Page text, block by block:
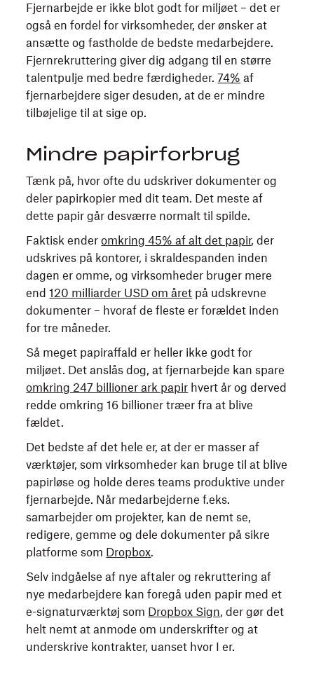
Fjernarbejde er ikke blot godt for miljøet – det er
også en fordel for virksomheder, der ønsker at
ansætte og fastholde de bedste medarbejdere.
Fjernrekruttering giver dig adgang til en større
talentpulje med bedre færdigheder.74% af
fjernarbejdere siger desuden, at de er mindre
tilbøjelige til at sige op.
Mindre papirforbrug
Tænk på, hvor ofte du udskriver dokumenter og
deler papirkopier med dit team. Det meste af
dette papir går desværre normalt til spilde.
Faktisk enderomkring 45% af alt det papir, der
udskrives på kontorer, i skraldespanden inden
dagen er omme, og virksomheder bruger mere
end 120 milliarder USD om året på udskrevne
dokumenter – hvoraf de fleste er forældet inden
for tre måneder.
Så meget papiraffald er heller ikke godt for
miljøet. Det anslås dog, at fjernarbejde kan spare
omkring 247 billioner ark papir hvert år og derved
redde omkring 16 billioner træer fra at blive
fældet.
Det bedste af det hele er, at der er masser af
værktøjer, som virksomheder kan bruge til at blive
papirløse og holde deres teams produktive under
fjernarbejde. Når medarbejderne f.eks.
samarbejder om projekter, kan de nemt se,
redigere, gemme og dele dokumenter på sikre
platforme som Dropbox.
Selv indgåelse af nye aftaler og rekruttering af
nye medarbejdere kan foregå uden papir med et
e-signaturværktøj som Dropbox Sign, der gør det
helt nemt at anmode om underskrifter og at
underskrive kontrakter, uanset hvor I er.